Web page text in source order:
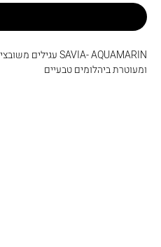
SAVIA- AQUAMARIN עגילים משובצים אבחן חן
ומעוטרת ביהלומים טבעיים